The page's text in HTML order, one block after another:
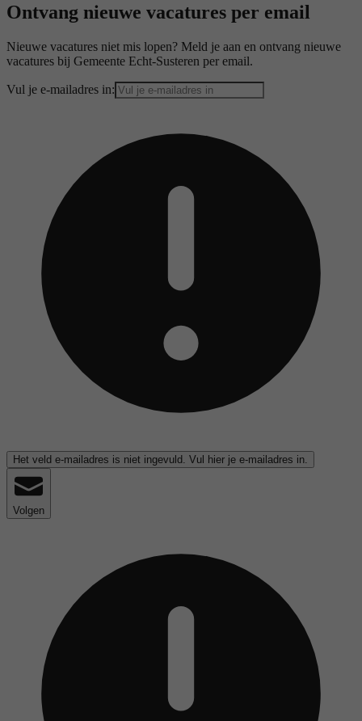
Ontvang nieuwe vacatures per email
Nieuwe vacatures niet mis lopen? Meld je aan en ontvang nieuwe
vacatures bij Gemeente Echt-Susteren per email.
Vul je e-mailadres in:
Het veld e-mailadres is niet ingevuld. Vul hier je e-mailadres in.
Volgen